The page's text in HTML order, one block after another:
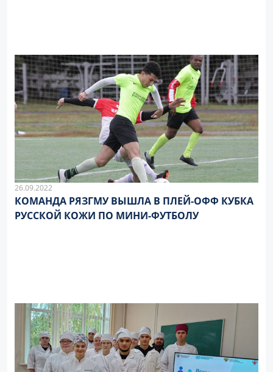
26.09.2022
КОМАНДА РЯЗГМУ ВЫШЛА В ПЛЕЙ-ОФФ КУБКА
РУССКОЙ КОЖИ ПО МИНИ-ФУТБОЛУ